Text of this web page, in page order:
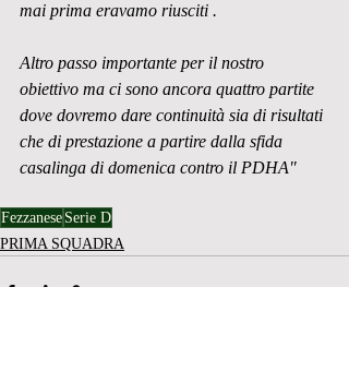
mai prima eravamo riusciti .
Altro passo importante per il nostro
obiettivo ma ci sono ancora quattro partite
dove dovremo dare continuità sia di risultati
che di prestazione a partire dalla sfida
casalinga di domenica contro il PDHA"
Fezzanese Serie D
PRIMA SQUADRA